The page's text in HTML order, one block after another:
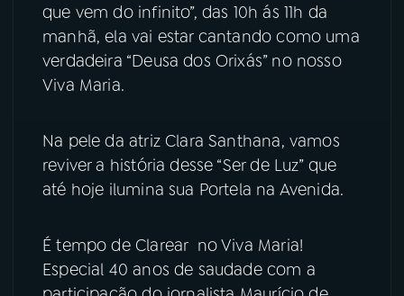
que vem do infinito”, das 10h ás 11h da
manhã, ela vai estar cantando como uma
verdadeira “Deusa dos Orixás” no nosso
Viva Maria.
Na pele da atriz Clara Santhana, vamos
reviver a história desse “Ser de Luz” que
até hoje ilumina sua Portela na Avenida.
É tempo de Clarear no Viva Maria!
Especial 40 anos de saudade com a